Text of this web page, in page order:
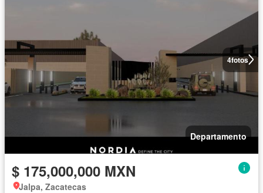
4fotos
Departamento
$ 175,000,000 MXN
Jalpa, Zacatecas